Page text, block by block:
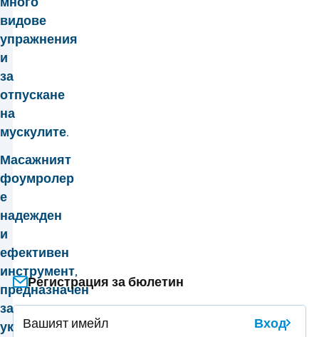
видове
упражнения
и
за
отпускане
на
мускулите.
Масажният
фоумролер
е
надежден
и
ефективен
инструмент,
предназначен
за
укрепване
Регистрация за бюлетин
Вход